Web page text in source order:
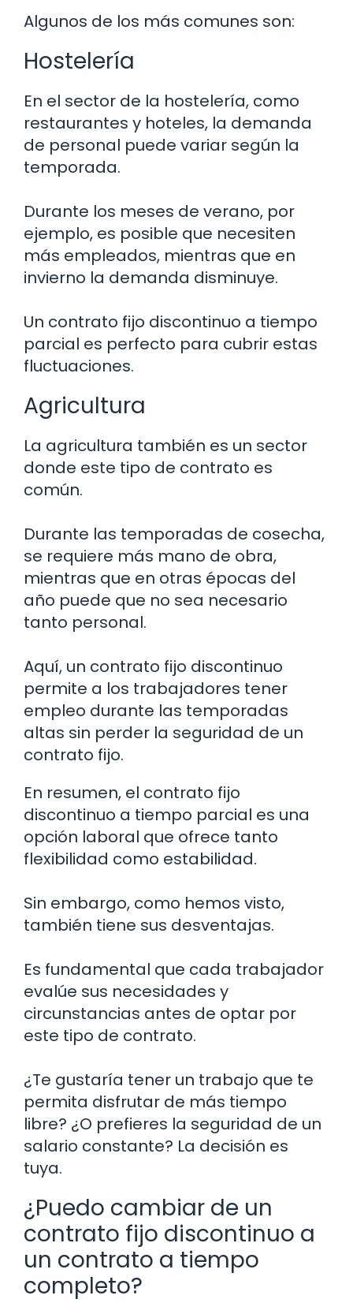
Algunos de los más comunes son:
Hostelería
En el sector de la hostelería, como
restaurantes y hoteles, la demanda
de personal puede variar según la
temporada.
Durante los meses de verano, por
ejemplo, es posible que necesiten
más empleados, mientras que en
invierno la demanda disminuye.
Un contrato fijo discontinuo a tiempo
parcial es perfecto para cubrir estas
fluctuaciones.
Agricultura
La agricultura también es un sector
donde este tipo de contrato es
común.
Durante las temporadas de cosecha,
se requiere más mano de obra,
mientras que en otras épocas del
año puede que no sea necesario
tanto personal.
Aquí, un contrato fijo discontinuo
permite a los trabajadores tener
empleo durante las temporadas
altas sin perder la seguridad de un
contrato fijo.
En resumen, el contrato fijo
discontinuo a tiempo parcial es una
opción laboral que ofrece tanto
flexibilidad como estabilidad.
Sin embargo, como hemos visto,
también tiene sus desventajas.
Es fundamental que cada trabajador
evalúe sus necesidades y
circunstancias antes de optar por
este tipo de contrato.
¿Te gustaría tener un trabajo que te
permita disfrutar de más tiempo
libre? ¿O prefieres la seguridad de un
salario constante? La decisión es
tuya.
¿Puedo cambiar de un
contrato fijo discontinuo a
un contrato a tiempo
completo?